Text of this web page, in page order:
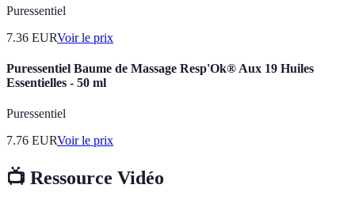
Puressentiel
7.36 EURVoir le prix
Puressentiel Baume de Massage Resp'Ok® Aux 19 Huiles
Essentielles - 50 ml
Puressentiel
7.76 EURVoir le prix
📺 Ressource Vidéo